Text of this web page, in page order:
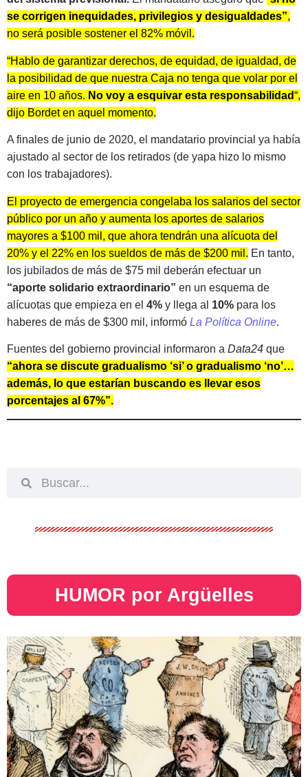
se corrigen inequidades, privilegios y desigualdades”,
no será posible sostener el 82% móvil.
“Hablo de garantizar derechos, de equidad, de igualdad, de
la posibilidad de que nuestra Caja no tenga que volar por el
aire en 10 años. No voy a esquivar esta responsabilidad“,
dijo Bordet en aquel momento.
A finales de junio de 2020, el mandatario provincial ya había
ajustado al sector de los retirados (de yapa hizo lo mismo
con los trabajadores).
El proyecto de emergencia congelaba los salarios del sector
público por un año y aumenta los aportes de salarios
mayores a $100 mil, que ahora tendrán una alícuota del
20% y el 22% en los sueldos de más de $200 mil. En tanto,
los jubilados de más de $75 mil deberán efectuar un
“aporte solidario extraordinario” en un esquema de
alícuotas que empieza en el 4% y llega al 10% para los
haberes de más de $300 mil, informó La Política Online.
Fuentes del gobierno provincial informaron a Data24 que
“ahora se discute gradualismo ‘si’ o gradualismo ‘no’…
además, lo que estarían buscando es llevar esos
porcentajes al 67%”.
HUMOR por Argüelles​